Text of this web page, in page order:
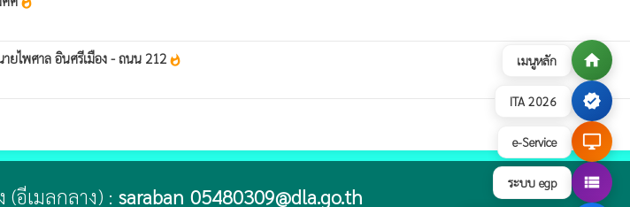
เมนูหลัก home
ITA 2026 verified
e-Service desktop_windows
ระบบ egp view_list
whatshot
ยไพศาล อินศรีเมือง - ถนน 212 whatshot
อีเมลกลาง) : saraban_05480309@dla.go.th